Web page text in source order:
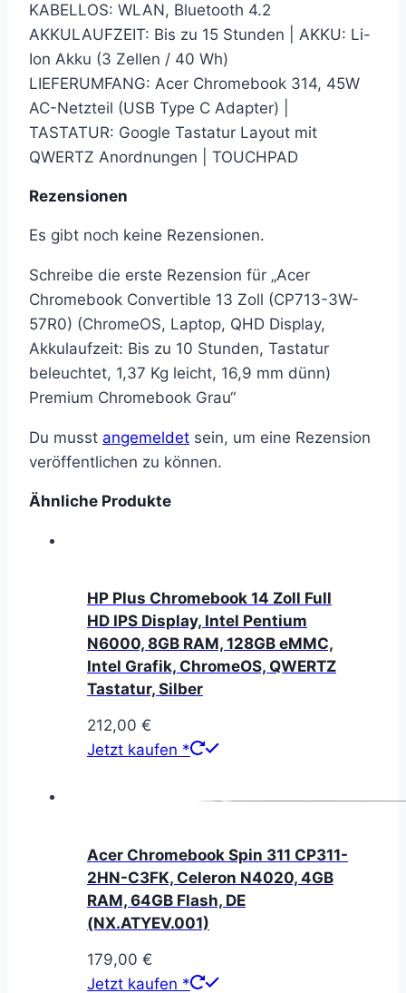
KABELLOS: WLAN, Bluetooth 4.2
AKKULAUFZEIT: Bis zu 15 Stunden | AKKU: Li-
Ion Akku (3 Zellen / 40 Wh)
LIEFERUMFANG: Acer Chromebook 314, 45W
AC-Netzteil (USB Type C Adapter) |
TASTATUR: Google Tastatur Layout mit
QWERTZ Anordnungen | TOUCHPAD
Rezensionen
Es gibt noch keine Rezensionen.
Schreibe die erste Rezension für „Acer
Chromebook Convertible 13 Zoll (CP713-3W-
57R0) (ChromeOS, Laptop, QHD Display,
Akkulaufzeit: Bis zu 10 Stunden, Tastatur
beleuchtet, 1,37 Kg leicht, 16,9 mm dünn)
Premium Chromebook Grau“
Du musst angemeldet sein, um eine Rezension
veröffentlichen zu können.
Ähnliche Produkte
HP Plus Chromebook 14 Zoll Full
HD IPS Display, Intel Pentium
N6000, 8GB RAM, 128GB eMMC,
Intel Grafik, ChromeOS, QWERTZ
Tastatur, Silber
212,00 €
Jetzt kaufen *
Acer Chromebook Spin 311 CP311-
2HN-C3FK, Celeron N4020, 4GB
RAM, 64GB Flash, DE
(NX.ATYEV.001)
179,00 €
Jetzt kaufen *